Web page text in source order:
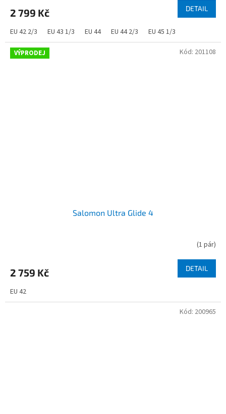
2 799 Kč DETAIL
EU 42 2/3 EU 43 1/3 EU 44 EU 44 2/3 EU 45 1/3
VÝPRODEJ
Salomon Ultra Glide 4
(1 pár)
2 759 Kč DETAIL
EU 42
Kód: 201108
Kód: 200965